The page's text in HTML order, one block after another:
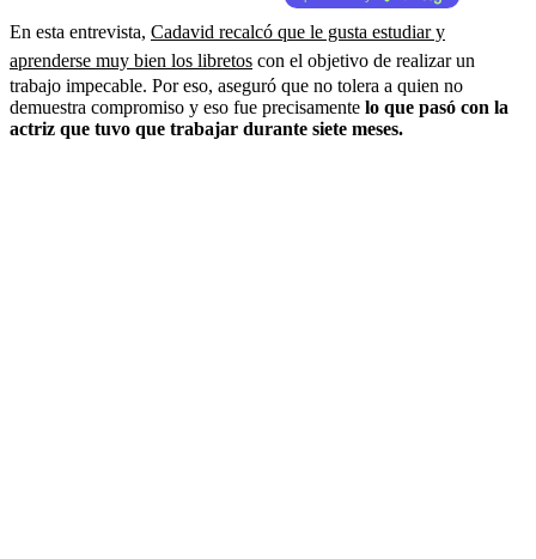
En esta entrevista, Cadavid recalcó que le gusta estudiar y
aprenderse muy bien los libretos con el objetivo de realizar un
trabajo impecable. Por eso, aseguró que no tolera a quien no
demuestra compromiso y eso fue precisamente lo que pasó con la
actriz que tuvo que trabajar durante siete meses.